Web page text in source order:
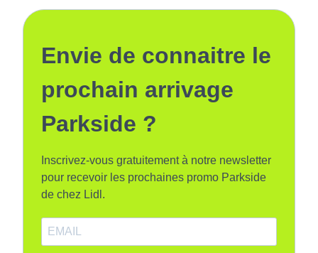
Envie de connaitre le
prochain arrivage
Parkside ?
Inscrivez-vous gratuitement à notre newsletter
pour recevoir les prochaines promo Parkside
de chez Lidl.